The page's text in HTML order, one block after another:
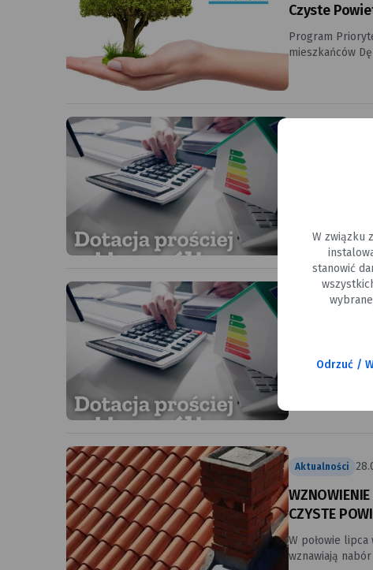
Czyste
Program
mieszkańców
efektywności
CZYSTE
Myślisz, że
Myślisz, że
wniosku? Już
Aktualności
CZYSTE
W połowie
wznawiają
W związku
stanowić
Odrzuć /